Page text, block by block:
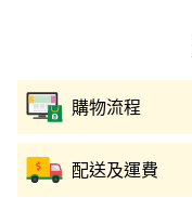
購物流程
配送及運費